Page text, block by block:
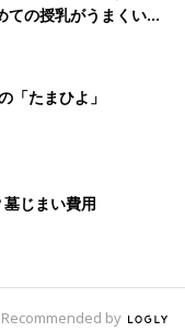
ての授乳がうまくい
夏のトラブル 解決テ
「たまひよ」
じまい費用
Recommended by